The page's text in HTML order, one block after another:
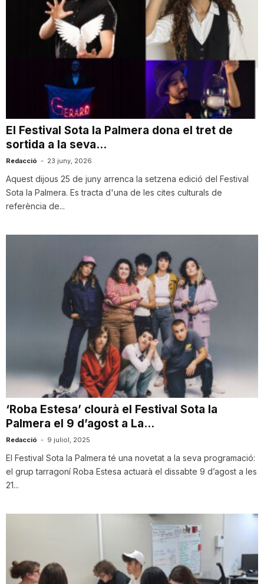
r
r
El Festival Sota la Palmera dona el tret de
sortida a la seva...
Redacció - 23 juny, 2026
Aquest dijous 25 de juny arrenca la setzena edició del Festival
Sota la Palmera. Es tracta d'una de les cites culturals de
referència de...
‘Roba Estesa’ clourà el Festival Sota la
Palmera el 9 d’agost a La...
Redacció - 9 juliol, 2025
El Festival Sota la Palmera té una novetat a la seva programació:
el grup tarragoní Roba Estesa actuarà el dissabte 9 d’agost a les
21...